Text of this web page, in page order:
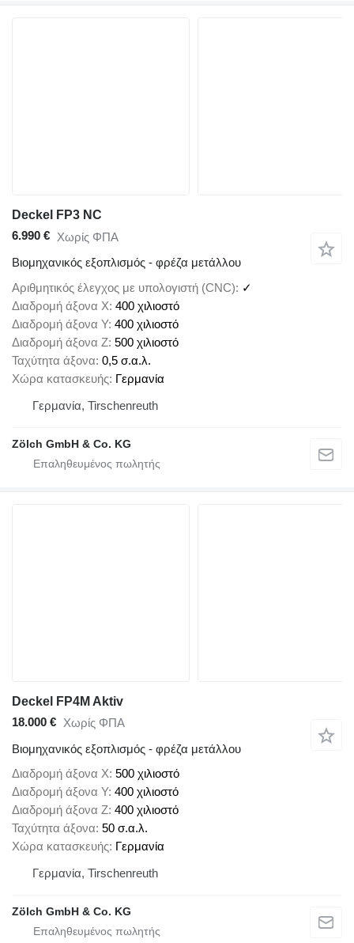
Deckel FP3 NC
6.990 € Χωρίς ΦΠΑ
Βιομηχανικός εξοπλισμός - φρέζα μετάλλου
Αριθμητικός έλεγχος με υπολογιστή (CNC)
✓
Διαδρομή άξονα X 400 χιλιοστό
Διαδρομή άξονα Y 400 χιλιοστό
Διαδρομή άξονα Z 500 χιλιοστό
Ταχύτητα άξονα 0,5 σ.α.λ.
Χώρα κατασκευής Γερμανία
Γερμανία, Tirschenreuth
Zölch GmbH & Co. KG
Deckel FP4M Aktiv
18.000 € Χωρίς ΦΠΑ
Βιομηχανικός εξοπλισμός - φρέζα μετάλλου
Διαδρομή άξονα X 500 χιλιοστό
Διαδρομή άξονα Y 400 χιλιοστό
Διαδρομή άξονα Z 400 χιλιοστό
Ταχύτητα άξονα 50 σ.α.λ.
Χώρα κατασκευής Γερμανία
Γερμανία, Tirschenreuth
Zölch GmbH & Co. KG